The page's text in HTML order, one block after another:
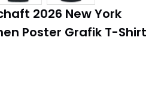
2026 New York
Poster Grafik T-Shirt